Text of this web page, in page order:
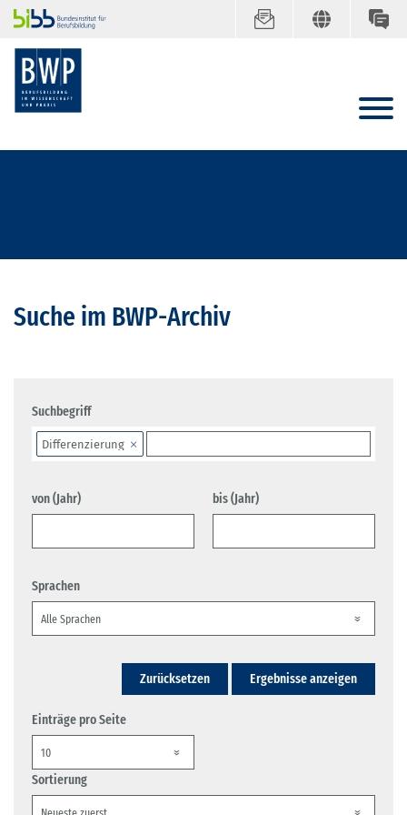
Suche im BWP-Archiv
Suchbegriff
Differenzierung
von (Jahr) bis (Jahr)
Sprachen
Zurücksetzen Ergebnisse anzeigen
Einträge pro Seite
Sortierung